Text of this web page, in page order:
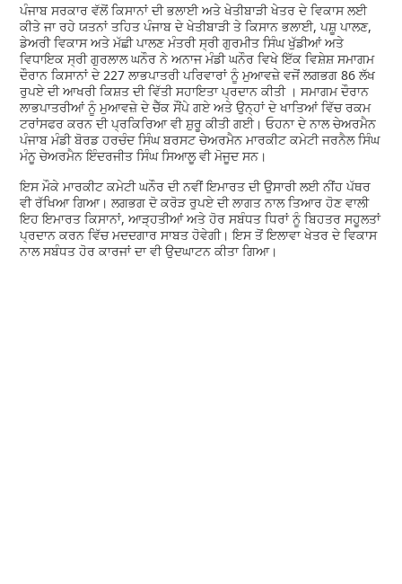
ਪੰਜਾਬ ਸਰਕਾਰ ਵੱਲੋਂ ਕਿਸਾਨਾਂ ਦੀ ਭਲਾਈ ਅਤੇ ਖੇਤੀਬਾੜੀ ਖੇਤਰ ਦੇ ਵਿਕਾਸ ਲਈ
ਕੀਤੇ ਜਾ ਰਹੇ ਯਤਨਾਂ ਤਹਿਤ ਪੰਜਾਬ ਦੇ ਖੇਤੀਬਾੜੀ ਤੇ ਕਿਸਾਨ ਭਲਾਈ, ਪਸ਼ੂ ਪਾਲਣ,
ਡੇਅਰੀ ਵਿਕਾਸ ਅਤੇ ਮੱਛੀ ਪਾਲਣ ਮੰਤਰੀ ਸ੍ਰੀ ਗੁਰਮੀਤ ਸਿੰਘ ਖੁੱਡੀਆਂ ਅਤੇ
ਵਿਧਾਇਕ ਸ੍ਰੀ ਗੁਰਲਾਲ ਘਨੌਰ ਨੇ ਅਨਾਜ ਮੰਡੀ ਘਨੌਰ ਵਿਖੇ ਇੱਕ ਵਿਸ਼ੇਸ਼ ਸਮਾਗਮ
ਦੌਰਾਨ ਕਿਸਾਨਾਂ ਦੇ 227 ਲਾਭਪਾਤਰੀ ਪਰਿਵਾਰਾਂ ਨੂੰ ਮੁਆਵਜ਼ੇ ਵਜੋਂ ਲਗਭਗ 86 ਲੱਖ
ਰੁਪਏ ਦੀ ਆਖਰੀ ਕਿਸ਼ਤ ਦੀ ਵਿੱਤੀ ਸਹਾਇਤਾ ਪ੍ਰਦਾਨ ਕੀਤੀ । ਸਮਾਗਮ ਦੌਰਾਨ
ਲਾਭਪਾਤਰੀਆਂ ਨੂੰ ਮੁਆਵਜ਼ੇ ਦੇ ਚੈੱਕ ਸੌਂਪੇ ਗਏ ਅਤੇ ਉਨ੍ਹਾਂ ਦੇ ਖਾਤਿਆਂ ਵਿੱਚ ਰਕਮ
ਟਰਾਂਸਫਰ ਕਰਨ ਦੀ ਪ੍ਰਕਿਰਿਆ ਵੀ ਸ਼ੁਰੂ ਕੀਤੀ ਗਈ। ਓਹਨਾ ਦੇ ਨਾਲ ਚੇਅਰਮੈਨ
ਪੰਜਾਬ ਮੰਡੀ ਬੋਰਡ ਹਰਚੰਦ ਸਿੰਘ ਬਰਸਟ ਚੇਅਰਮੈਨ ਮਾਰਕੀਟ ਕਮੇਟੀ ਜਰਨੈਲ ਸਿੰਘ
ਮੰਨੂ ਚੇਅਰਮੈਨ ਇੰਦਰਜੀਤ ਸਿੰਘ ਸਿਆਲੂ ਵੀ ਮੋਜੂਦ ਸਨ।
ਇਸ ਮੌਕੇ ਮਾਰਕੀਟ ਕਮੇਟੀ ਘਨੌਰ ਦੀ ਨਵੀਂ ਇਮਾਰਤ ਦੀ ਉਸਾਰੀ ਲਈ ਨੀਂਹ ਪੱਥਰ
ਵੀ ਰੱਖਿਆ ਗਿਆ। ਲਗਭਗ ਦੋ ਕਰੋੜ ਰੁਪਏ ਦੀ ਲਾਗਤ ਨਾਲ ਤਿਆਰ ਹੋਣ ਵਾਲੀ
ਇਹ ਇਮਾਰਤ ਕਿਸਾਨਾਂ, ਆੜ੍ਹਤੀਆਂ ਅਤੇ ਹੋਰ ਸਬੰਧਤ ਧਿਰਾਂ ਨੂੰ ਬਿਹਤਰ ਸਹੂਲਤਾਂ
ਪ੍ਰਦਾਨ ਕਰਨ ਵਿੱਚ ਮਦਦਗਾਰ ਸਾਬਤ ਹੋਵੇਗੀ। ਇਸ ਤੋਂ ਇਲਾਵਾ ਖੇਤਰ ਦੇ ਵਿਕਾਸ
ਨਾਲ ਸਬੰਧਤ ਹੋਰ ਕਾਰਜਾਂ ਦਾ ਵੀ ਉਦਘਾਟਨ ਕੀਤਾ ਗਿਆ।